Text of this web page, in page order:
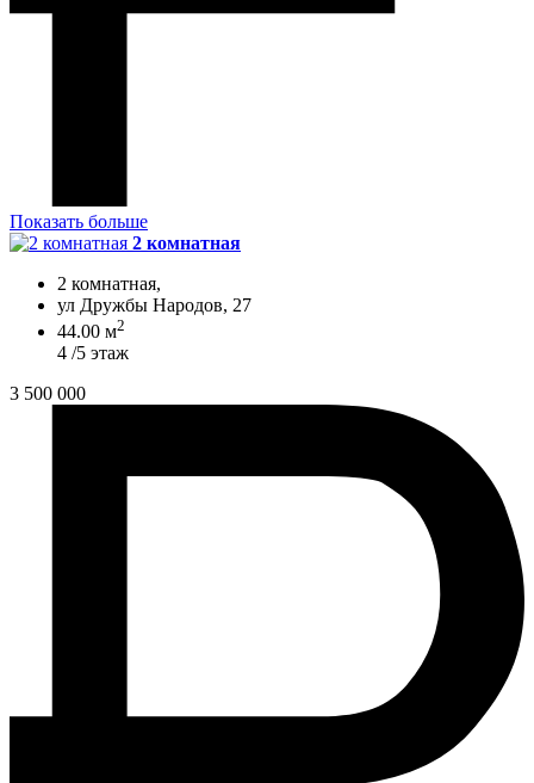
Показать больше
2 комнатная
2 комнатная,
ул Дружбы Народов, 27
44.00 м2
4 /5 этаж
3 500 000